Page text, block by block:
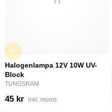
Halogenlampa 12V 10W UV-
Block
TUNGSRAM
45 kr inkl. moms